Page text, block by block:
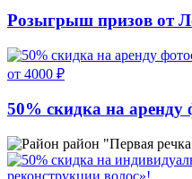
Розыгрыш призов от
от 4000 ₽
50% скидка на аренду
район "Первая